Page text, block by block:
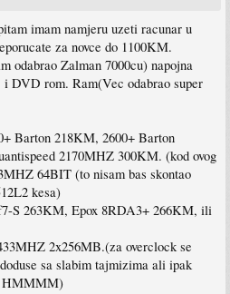
imam namjeru uzeti racunar u
za novce do 1100KM.
odabrao Zalman 7000cu) napojna
DVD rom. Ram(Vec odabrao super
Barton 218KM, 2600+ Barton
2170MHZ 300KM. (kod ovog
64BIT (to nisam bas skontao
kesa)
S 263KM, Epox 8RDA3+ 266KM, ili
2x256MB.(za overclock se
sa slabim tajmizima ali ipak
HMMMM)